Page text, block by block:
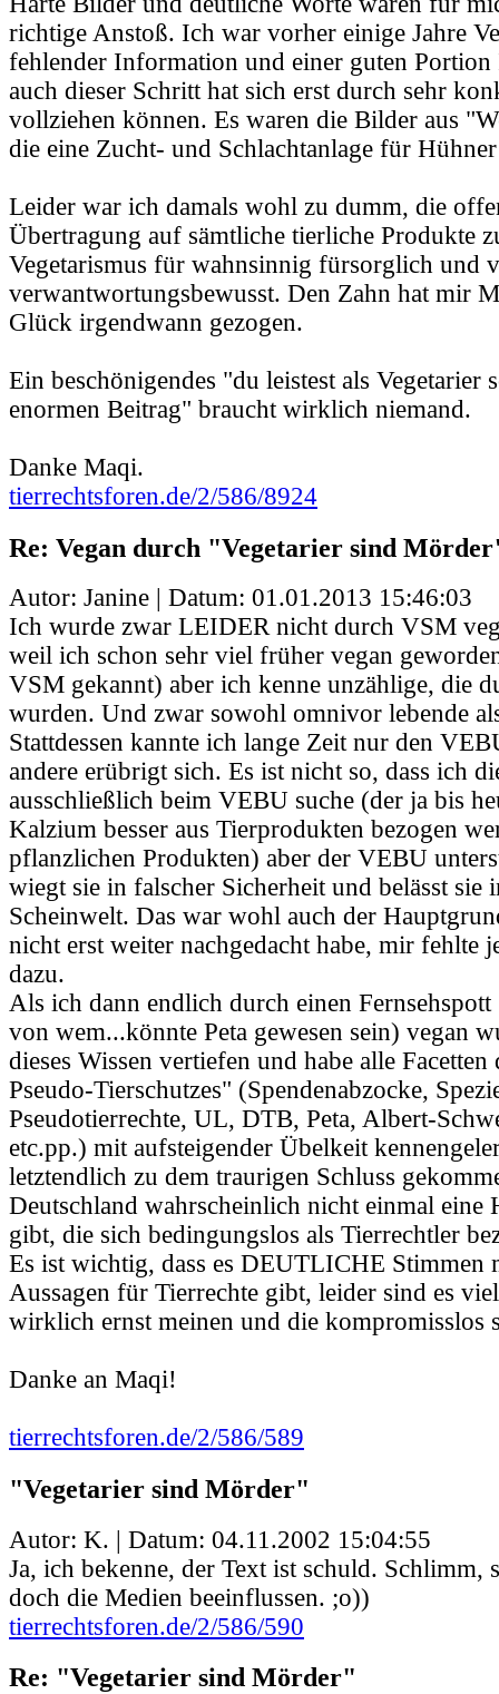
richtige Anstoß. Ich war vorher einige Jahre
fehlender Information und einer guten
auch dieser Schritt hat sich erst durch sehr
vollziehen können. Es waren die Bilder aus
die eine Zucht- und Schlachtanlage für
Leider war ich damals wohl zu dumm, die
Übertragung auf sämtliche tierliche Produkte
Vegetarismus für wahnsinnig fürsorglich und
verwantwortungsbewusst. Den Zahn hat mir
Glück irgendwann gezogen.
Ein beschönigendes "du leistest als Vegetarier
enormen Beitrag" braucht wirklich niemand.
Danke Maqi.
tierrechtsforen.de/2/586/8924
Re: Vegan durch "Vegetarier sind
Autor: Janine | Datum: 01.01.2013 15:46:03
Ich wurde zwar LEIDER nicht durch VSM
weil ich schon sehr viel früher vegan
VSM gekannt) aber ich kenne unzählige, die
wurden. Und zwar sowohl omnivor lebende
Stattdessen kannte ich lange Zeit nur den
andere erübrigt sich. Es ist nicht so, dass ich
ausschließlich beim VEBU suche (der ja bis
Kalzium besser aus Tierprodukten bezogen
pflanzlichen Produkten) aber der VEBU
wiegt sie in falscher Sicherheit und belässt sie
Scheinwelt. Das war wohl auch der
nicht erst weiter nachgedacht habe, mir fehlte
dazu.
Als ich dann endlich durch einen
von wem...könnte Peta gewesen sein) vegan
dieses Wissen vertiefen und habe alle Facetten
Pseudo-Tierschutzes" (Spendenabzocke,
Pseudotierrechte, UL, DTB, Peta, Albert-
etc.pp.) mit aufsteigender Übelkeit
letztendlich zu dem traurigen Schluss
Deutschland wahrscheinlich nicht einmal eine
gibt, die sich bedingungslos als Tierrechtler
Es ist wichtig, dass es DEUTLICHE Stimmen
Aussagen für Tierrechte gibt, leider sind es
wirklich ernst meinen und die kompromisslos
Danke an Maqi!
tierrechtsforen.de/2/586/589
"Vegetarier sind Mörder"
Autor: K. | Datum: 04.11.2002 15:04:55
Ja, ich bekenne, der Text ist schuld. Schlimm,
doch die Medien beeinflussen. ;o))
tierrechtsforen.de/2/586/590
Re: "Vegetarier sind Mörder"